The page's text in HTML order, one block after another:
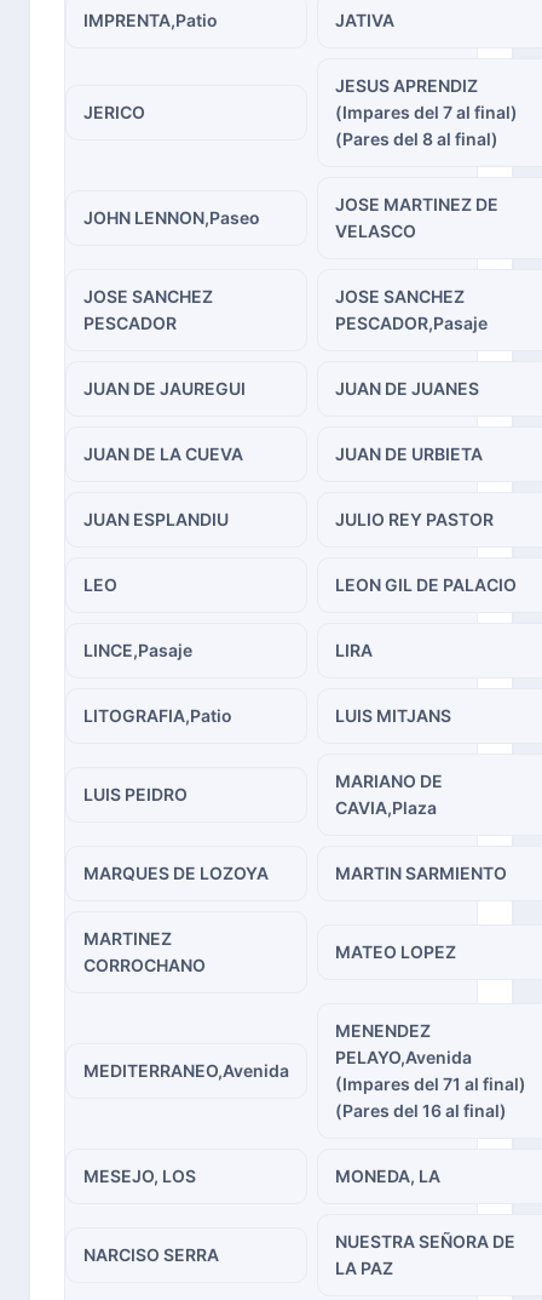
IMPRENTA,Patio JATIVA
JERICO
JESUS APRENDIZ
(Impares del 7 al final)
(Pares del 8 al final)
JOHN LENNON,Paseo
JOSE MARTINEZ DE
VELASCO
JOSE SANCHEZ
PESCADOR
JOSE SANCHEZ
PESCADOR,Pasaje
JUAN DE JAUREGUI JUAN DE JUANES
JUAN DE LA CUEVA JUAN DE URBIETA
JUAN ESPLANDIU JULIO REY PASTOR
LEO LEON GIL DE PALACIO
LINCE,Pasaje LIRA
LITOGRAFIA,Patio LUIS MITJANS
LUIS PEIDRO
MARIANO DE
CAVIA,Plaza
MARQUES DE LOZOYA MARTIN SARMIENTO
MARTINEZ
CORROCHANO
MATEO LOPEZ
MEDITERRANEO,Avenida
MENENDEZ
PELAYO,Avenida
(Impares del 71 al final)
(Pares del 16 al final)
MESEJO, LOS MONEDA, LA
NARCISO SERRA
NUESTRA SEÑORA DE
LA PAZ